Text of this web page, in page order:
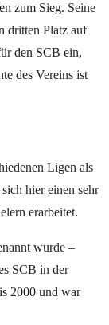
zum Sieg. Seine
dritten Platz auf
den SCB ein,
des Vereins ist
Ligen als
hier einen sehr
erarbeitet.
wurde –
SCB in der
2000 und war